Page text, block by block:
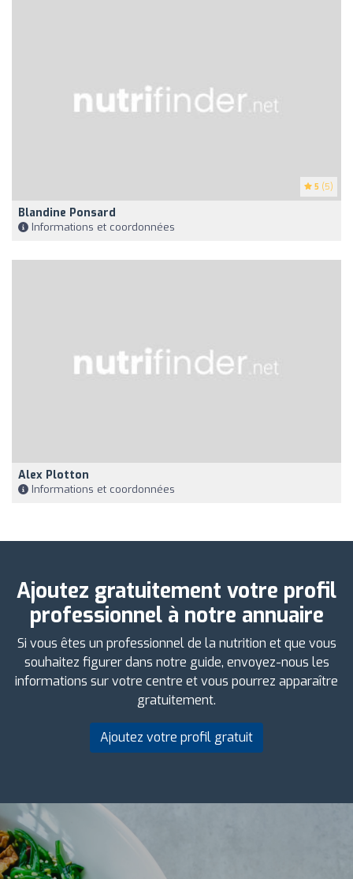
5 (5)
Blandine Ponsard
Informations et coordonnées
Alex Plotton
Informations et coordonnées
Ajoutez gratuitement votre profil
professionnel à notre annuaire
Si vous êtes un professionnel de la nutrition et que vous
souhaitez figurer dans notre guide, envoyez-nous les
informations sur votre centre et vous pourrez apparaître
gratuitement.
Ajoutez votre profil gratuit